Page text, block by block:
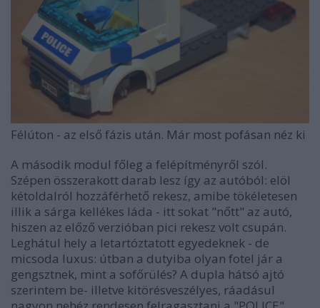
Félúton - az első fázis után. Már most pofásan néz ki
A második modul főleg a felépítményről szól.
Szépen összerakott darab lesz így az autóból: elöl
kétoldalról hozzáférhető rekesz, amibe tökéletesen
illik a sárga kellékes láda - itt sokat "nőtt" az autó,
hiszen az előző verzióban pici rekesz volt csupán.
Leghátul hely a letartóztatott egyedeknek - de
micsoda luxus: útban a dutyiba olyan fotel jár a
gengsztnek, mint a sofőrülés? A dupla hátsó ajtó
szerintem be- illetve kitörésveszélyes, ráadásul